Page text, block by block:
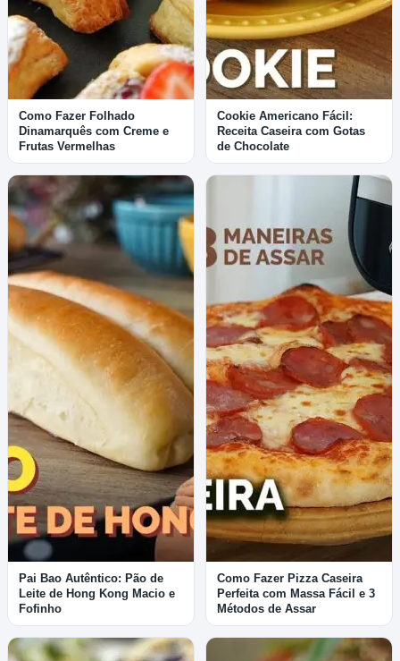
Como Fazer Folhado
Dinamarquês com Creme e
Frutas Vermelhas
Cookie Americano Fácil:
Receita Caseira com Gotas
de Chocolate
Pai Bao Autêntico: Pão de
Leite de Hong Kong Macio e
Fofinho
Como Fazer Pizza Caseira
Perfeita com Massa Fácil e 3
Métodos de Assar